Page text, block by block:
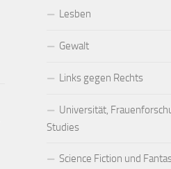
Lesben
Gewalt
Links gegen Rechts
Universität,
Studies
Science Fiction und